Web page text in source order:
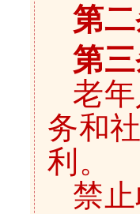
第
第
老
务和
利。
禁